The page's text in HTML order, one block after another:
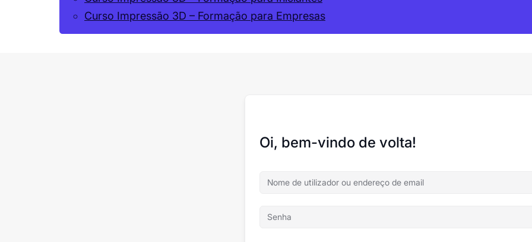
Curso Impressão 3D – Formação para Empresas
Oi, bem-vindo de volta!